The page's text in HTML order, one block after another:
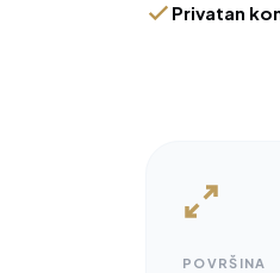
Privatan
POVRŠINA